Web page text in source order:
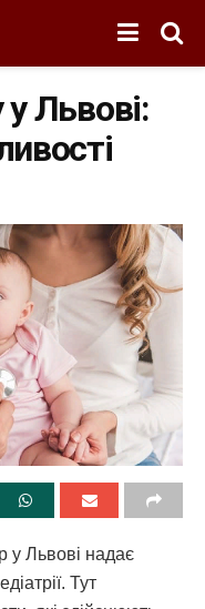
Львові:
у Львові надає
Тут